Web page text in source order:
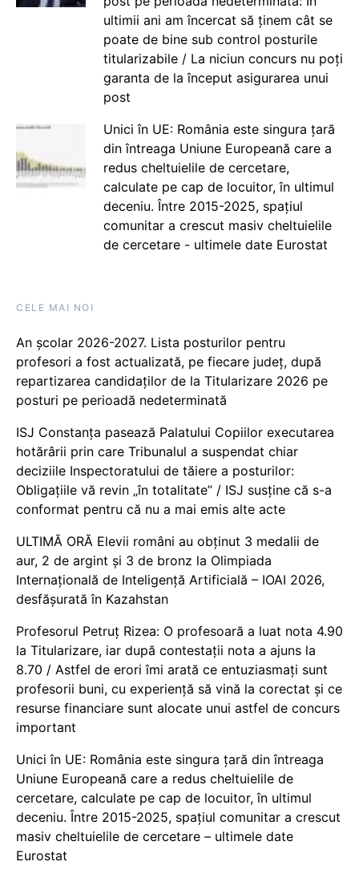
ultimii ani am încercat să ținem cât se
poate de bine sub control posturile
titularizabile / La niciun concurs nu poți
garanta de la început asigurarea unui
post
Unici în UE: România este singura țară
din întreaga Uniune Europeană care a
redus cheltuielile de cercetare,
calculate pe cap de locuitor, în ultimul
deceniu. Între 2015-2025, spațiul
comunitar a crescut masiv cheltuielile
de cercetare - ultimele date Eurostat
CELE MAI NOI
An școlar 2026-2027. Lista posturilor pentru
profesori a fost actualizată, pe fiecare județ, după
repartizarea candidaților de la Titularizare 2026 pe
posturi pe perioadă nedeterminată
ISJ Constanța pasează Palatului Copiilor executarea
hotărârii prin care Tribunalul a suspendat chiar
deciziile Inspectoratului de tăiere a posturilor:
Obligațiile vă revin „în totalitate” / ISJ susține că s-a
conformat pentru că nu a mai emis alte acte
ULTIMĂ ORĂ Elevii români au obținut 3 medalii de
aur, 2 de argint și 3 de bronz la Olimpiada
Internațională de Inteligență Artificială – IOAI 2026,
desfășurată în Kazahstan
Profesorul Petruț Rizea: O profesoară a luat nota 4.90
la Titularizare, iar după contestații nota a ajuns la
8.70 / Astfel de erori îmi arată ce entuziasmați sunt
profesorii buni, cu experiență să vină la corectat și ce
resurse financiare sunt alocate unui astfel de concurs
important
Unici în UE: România este singura țară din întreaga
Uniune Europeană care a redus cheltuielile de
cercetare, calculate pe cap de locuitor, în ultimul
deceniu. Între 2015-2025, spațiul comunitar a crescut
masiv cheltuielile de cercetare – ultimele date
Eurostat